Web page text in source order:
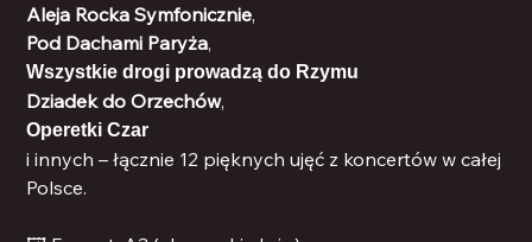
Aleja Rocka Symfonicznie,
Pod Dachami Paryża,
Wszystkie drogi prowadzą do Rzymu
Dziadek do Orzechów,
Operetki Czar
i innych – łącznie 12 pięknych ujęć z koncertów w całej
Polsce.